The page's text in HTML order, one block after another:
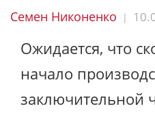
Семен Никоненко |
Ожидается, что
начало
заключительной